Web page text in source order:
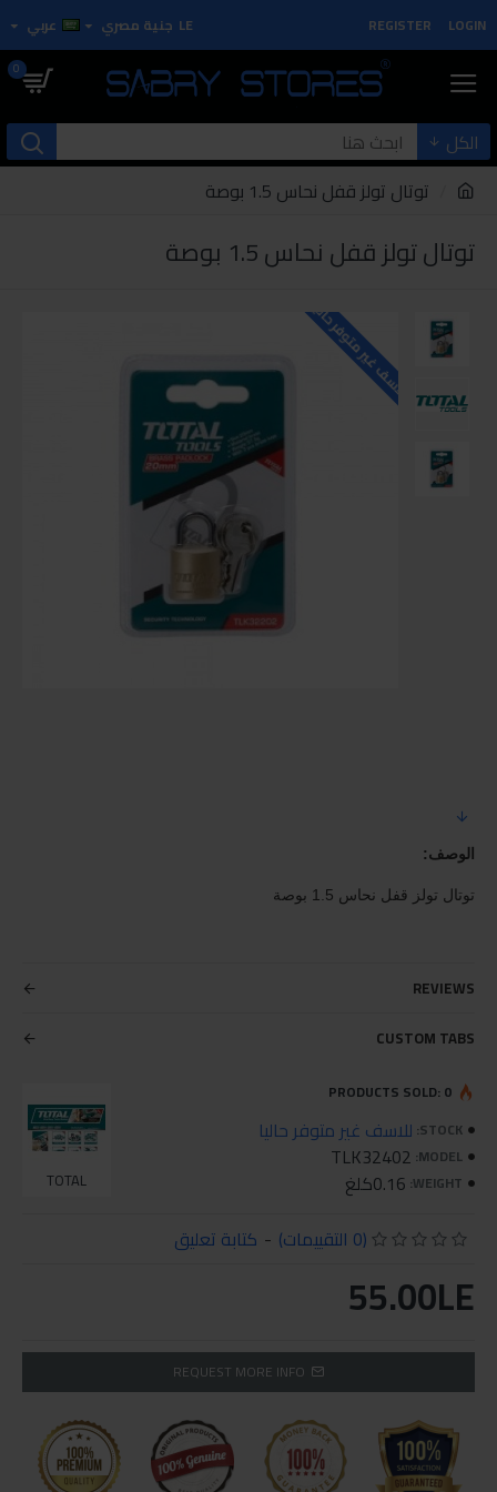
LOGIN
REGISTER
LE جنية مصري عربي
0
الكل
توتال تولز قفل نحاس 1.5 بوصة
توتال تولز قفل نحاس 1.5 بوصة
للاسف غير متوفر حاليا
الوصف:
توتال تولز قفل نحاس 1.5 بوصة
REVIEWS
CUSTOM TABS
STOCK: للاسف غير متوفر حاليا
MODEL:
TLK32402
WEIGHT: 0.16كلغ TOTAL
PRODUCTS SOLD: 0
(0 التقييمات) - كتابة تعليق
55.00LE
REQUEST MORE INFO